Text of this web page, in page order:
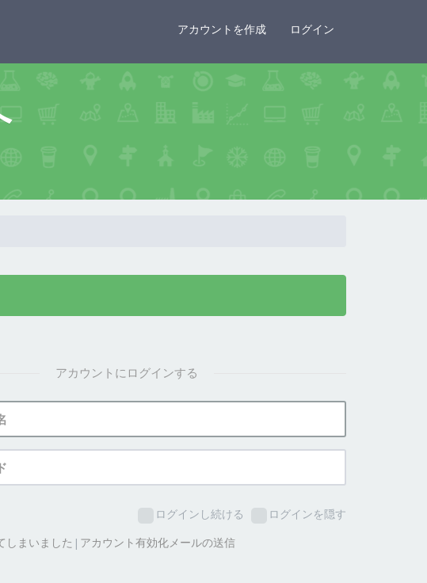
アカウントを作成 ログイン
アカウントにログインする
ログインし続ける ログインを隠す
しまいました | アカウント有効化メールの送信